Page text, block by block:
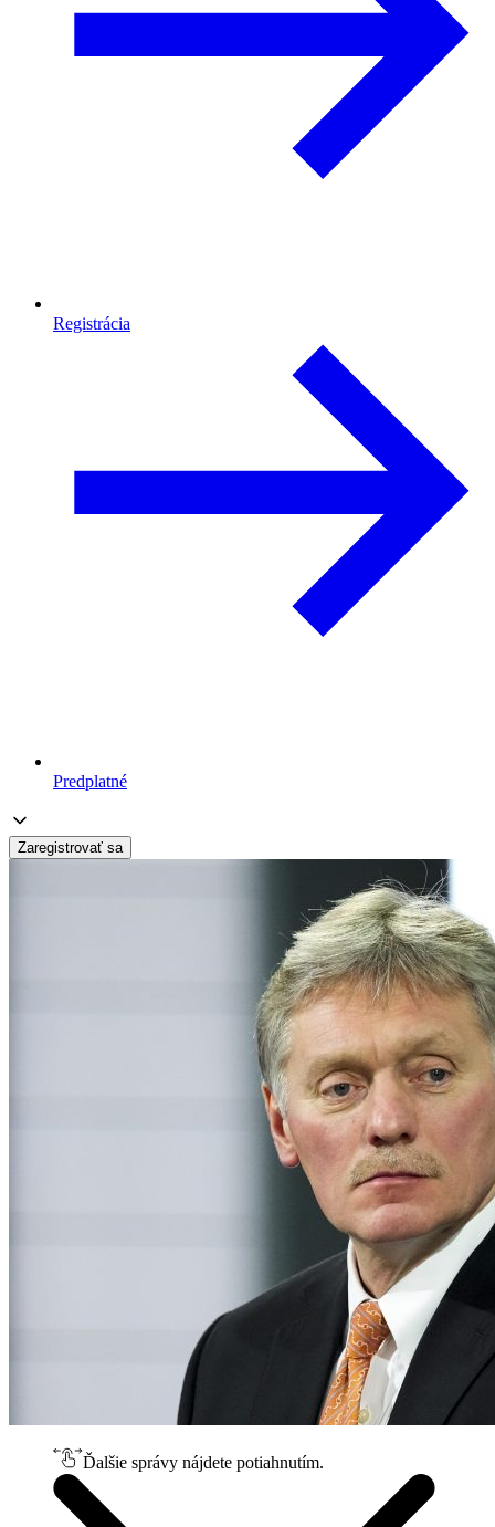
Registrácia
Predplatné
Zaregistrovať sa
Ďalšie správy nájdete potiahnutím.